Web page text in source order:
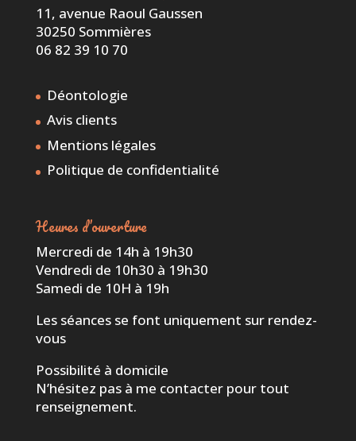
11, avenue Raoul Gaussen
30250 Sommières
06 82 39 10 70
Déontologie
Avis clients
Mentions légales
Politique de confidentialité
Heures d’ouverture
Mercredi de 14h à 19h30
Vendredi de 10h30 à 19h30
Samedi de 10H à 19h
Les séances se font uniquement sur rendez-
vous
Possibilité à domicile
N’hésitez pas à me contacter pour tout
renseignement.